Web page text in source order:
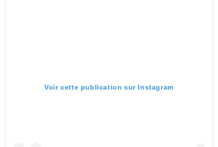
Voir cette publication sur Instagram